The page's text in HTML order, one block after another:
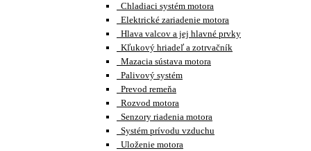
Chladiaci systém motora
Elektrické zariadenie motora
Hlava valcov a jej hlavné prvky
Kľukový hriadeľ a zotrvačník
Mazacia sústava motora
Palivový systém
Prevod remeňa
Rozvod motora
Senzory riadenia motora
Systém prívodu vzduchu
Uloženie motora